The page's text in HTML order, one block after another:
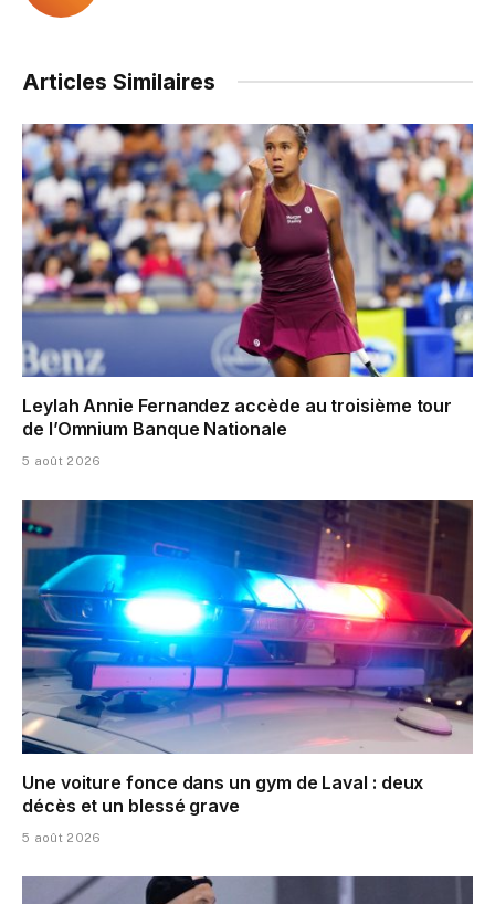
Articles Similaires
Leylah Annie Fernandez accède au troisième tour
de l’Omnium Banque Nationale
5 août 2026
Une voiture fonce dans un gym de Laval : deux
décès et un blessé grave
5 août 2026